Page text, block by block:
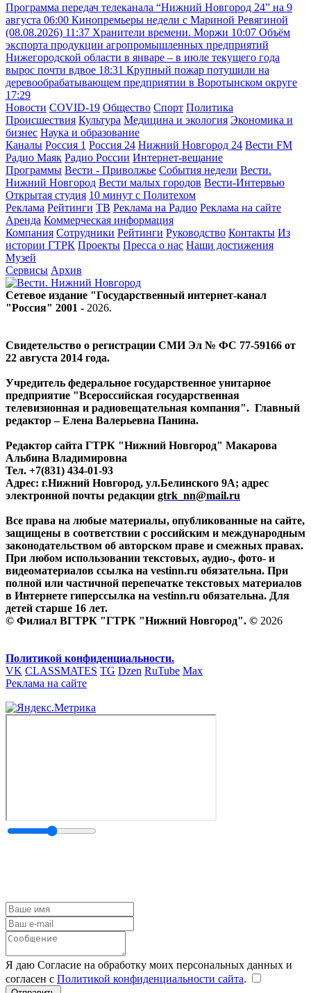
Программа передач телеканала “Нижний Новгород 24” на 9
августа 06:00 Кинопремьеры недели с Мариной Ревягиной
(08.08.2026) 11:37 Хранители времени. Моржи 10:07 Объём
экспорта продукции агропромышленных предприятий
Нижегородской области в январе – в июле текущего года
вырос почти вдвое 18:31 Крупный пожар потушили на
деревообрабатывающем предприятии в Воротынском округе
17:29
Новости COVID-19 Общество Спорт Политика
Происшествия Культура Медицина и экология Экономика и
бизнес Наука и образование
Каналы Россия 1 Россия 24 Нижний Новгород 24 Вести FM
Радио Маяк Радио России Интернет-вещание
Программы Вести - Приволжье События недели Вести.
Нижний Новгород Вести малых городов Вести-Интервью
Открытая студия 10 минут с Политехом
Реклама Рейтинги ТВ Реклама на Радио Реклама на сайте
Аренда Коммерческая информация
Компания Сотрудники Рейтинги Руководство Контакты Из
истории ГТРК Проекты Пресса о нас Наши достижения
Музей
Сервисы Архив
Сетевое издание "Государственный интернет-канал
"Россия" 2001 - 2026.
Свидетельство о регистрации СМИ Эл № ФС 77-59166 от
22 августа 2014 года.
Учредитель федеральное государственное унитарное
предприятие "Всероссийская государственная
телевизионная и радиовещательная компания". Главный
редактор – Елена Валерьевна Панина.
Редактор сайта ГТРК "Нижний Новгород" Макарова
Альбина Владимировна
Тел. +7(831) 434-01-93
Адрес: г.Нижний Новгород, ул.Белинского 9А; адрес
электронной почты редакции gtrk_nn@mail.ru
Все права на любые материалы, опубликованные на сайте,
защищены в соответствии с российским и международным
законодательством об авторском праве и смежных правах.
При любом использовании текстовых, аудио-, фото- и
видеоматериалов ссылка на vestinn.ru обязательна. При
полной или частичной перепечатке текстовых материалов
в Интернете гиперссылка на vestinn.ru обязательна. Для
детей старше 16 лет.
© Филиал ВГТРК "ГТРК "Нижний Новгород". © 2026
Политикой конфиденциальности.
VK CLASSMATES TG Dzen RuTube Max
Реклама на сайте
Я даю Согласие на обработку моих персональных данных и
согласен с Политикой конфиденциальности сайта.